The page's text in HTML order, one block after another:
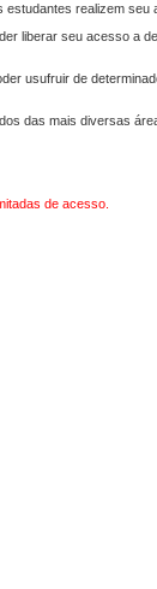
realizem seu
liberar seu acesso a
usufruir de
das mais diversas
de acesso.